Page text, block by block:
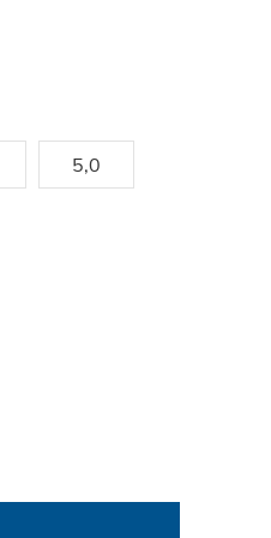
5,0